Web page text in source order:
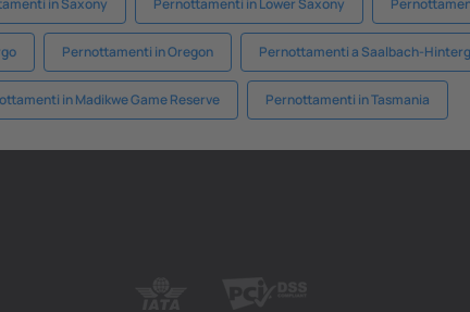
in Saxony Pernottamenti in Lower Saxony
Pernottamenti in Oregon Pernottamenti a Saalbach-
in Madikwe Game Reserve Pernottamenti in Tasmania